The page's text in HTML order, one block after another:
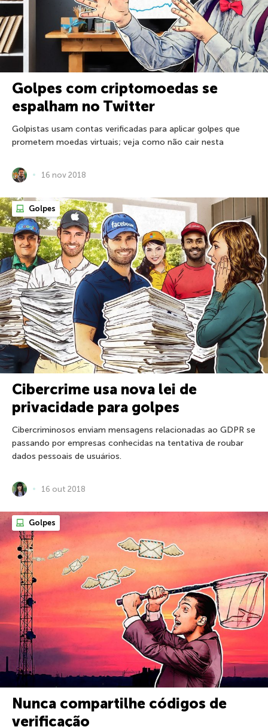
Golpes com criptomoedas se
espalham no Twitter
Golpistas usam contas verificadas para aplicar golpes que
prometem moedas virtuais; veja como não cair nesta
16 nov 2018
Golpes
Cibercrime usa nova lei de
privacidade para golpes
Cibercriminosos enviam mensagens relacionadas ao GDPR se
passando por empresas conhecidas na tentativa de roubar
dados pessoais de usuários.
16 out 2018
Golpes
Nunca compartilhe códigos de
verificação